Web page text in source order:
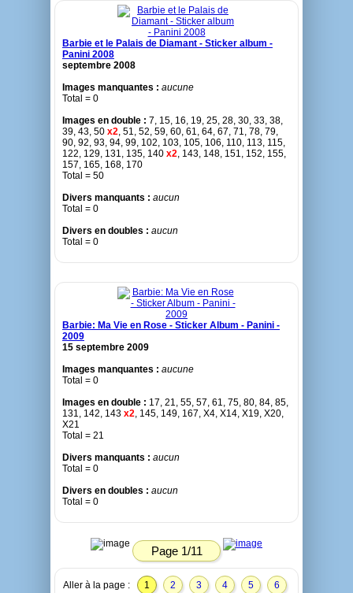
Barbie et le Palais de Diamant - Sticker album -
Panini 2008
septembre 2008
Images manquantes : aucune
Total = 0
Images en double : 7, 15, 16, 19, 25, 28, 30, 33, 38,
39, 43, 50 x2, 51, 52, 59, 60, 61, 64, 67, 71, 78, 79,
90, 92, 93, 94, 99, 102, 103, 105, 106, 110, 113, 115,
122, 129, 131, 135, 140 x2, 143, 148, 151, 152, 155,
157, 165, 168, 170
Total = 50
Divers manquants : aucun
Total = 0
Divers en doubles : aucun
Total = 0
Barbie: Ma Vie en Rose - Sticker Album - Panini -
2009
15 septembre 2009
Images manquantes : aucune
Total = 0
Images en double : 17, 21, 55, 57, 61, 75, 80, 84, 85,
131, 142, 143 x2, 145, 149, 167, X4, X14, X19, X20,
X21
Total = 21
Divers manquants : aucun
Total = 0
Divers en doubles : aucun
Total = 0
Page 1/11
Aller à la page : 1 2 3 4 5 6